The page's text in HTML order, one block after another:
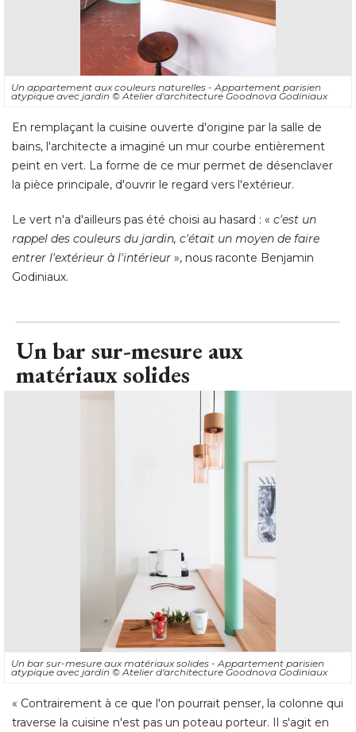
Un appartement aux couleurs naturelles - Appartement parisien
atypique avec jardin © Atelier d'architecture Goodnova Godiniaux
En remplaçant la cuisine ouverte d'origine par la salle de
bains, l'architecte a imaginé un mur courbe entièrement
peint en vert. La forme de ce mur permet de désenclaver
la pièce principale, d'ouvrir le regard vers l'extérieur.
Le vert n'a d'ailleurs pas été choisi au hasard : « c'est un
rappel des couleurs du jardin, c'était un moyen de faire
entrer l'extérieur à l'intérieur », nous raconte Benjamin
Godiniaux.
Un bar sur-mesure aux
matériaux solides
Un bar sur-mesure aux matériaux solides - Appartement parisien
atypique avec jardin © Atelier d'architecture Goodnova Godiniaux
« Contrairement à ce que l'on pourrait penser, la colonne qui
traverse la cuisine n'est pas un poteau porteur. Il s'agit en